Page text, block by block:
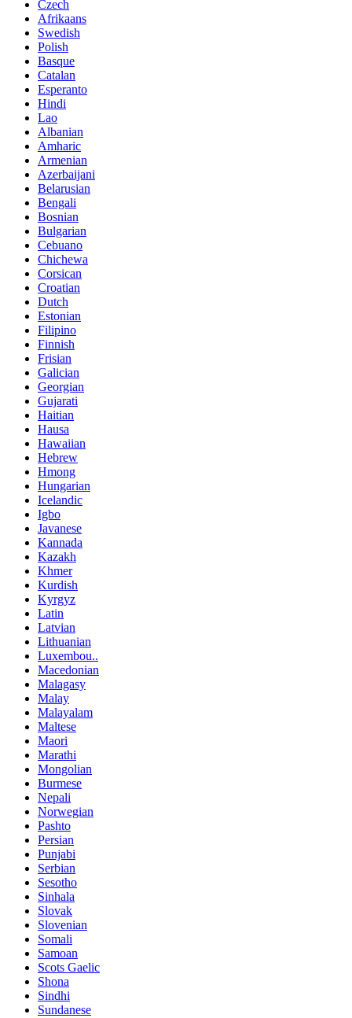
Czech
Afrikaans
Swedish
Polish
Basque
Catalan
Esperanto
Hindi
Lao
Albanian
Amharic
Armenian
Azerbaijani
Belarusian
Bengali
Bosnian
Bulgarian
Cebuano
Chichewa
Corsican
Croatian
Dutch
Estonian
Filipino
Finnish
Frisian
Galician
Georgian
Gujarati
Haitian
Hausa
Hawaiian
Hebrew
Hmong
Hungarian
Icelandic
Igbo
Javanese
Kannada
Kazakh
Khmer
Kurdish
Kyrgyz
Latin
Latvian
Lithuanian
Luxembou..
Macedonian
Malagasy
Malay
Malayalam
Maltese
Maori
Marathi
Mongolian
Burmese
Nepali
Norwegian
Pashto
Persian
Punjabi
Serbian
Sesotho
Sinhala
Slovak
Slovenian
Somali
Samoan
Scots Gaelic
Shona
Sindhi
Sundanese